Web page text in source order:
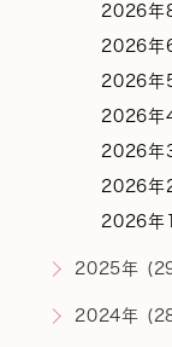
2026年
2026年
2026年
2026年
2026年
2026年
2026年
2025年
2024年